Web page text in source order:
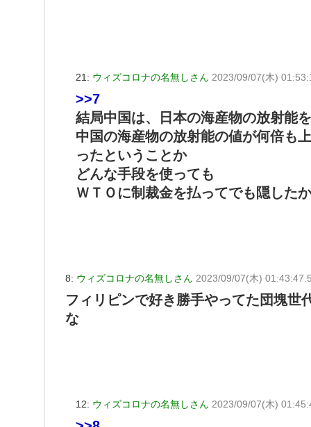
21: ウィズコロナの名無しさん 2023/09/07(木)
>>7
結局中国は、日本の海産物の放射能
中国の海産物の放射能の値が何倍も
ったということか
どんな手段を使っても
ＷＴＯに制裁金を払ってでも隠した
8: ウィズコロナの名無しさん 2023/09/07(木)
フィリピンで好き勝手やってた団塊世
な
12: ウィズコロナの名無しさん 2023/09/07(木)